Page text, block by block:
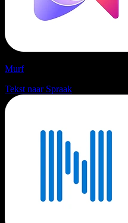
Murf
Tekst naar Spraak